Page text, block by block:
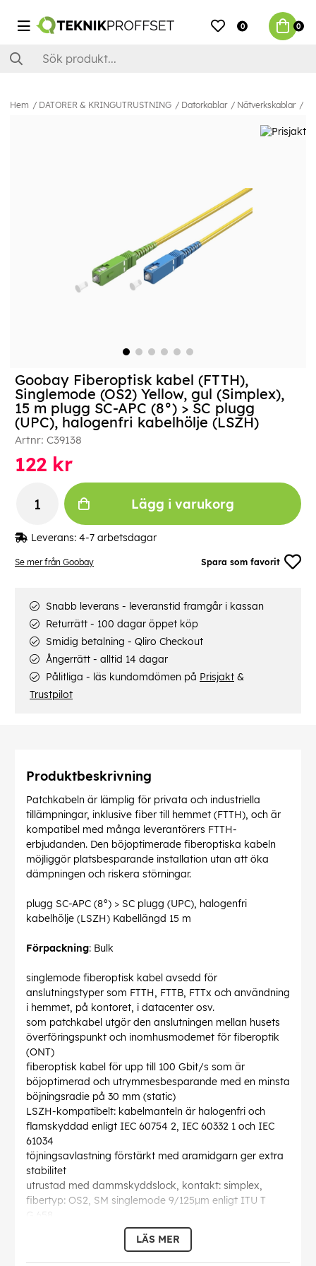
0 0
Hem DATORER & KRINGUTRUSTNING Datorkablar Nätverkskablar
Se mer från Goobay Spara som favorit
Goobay Fiberoptisk kabel (FTTH),
Singlemode (OS2) Yellow, gul (Simplex),
15 m plugg SC-APC (8°) > SC plugg
(UPC), halogenfri kabelhölje (LSZH)
Artnr: C39138
122 kr
Lägg i varukorg
Leverans: 4-7 arbetsdagar
Snabb leverans - leveranstid framgår i kassan
Returrätt - 100 dagar öppet köp
Smidig betalning - Qliro Checkout
Ångerrätt - alltid 14 dagar
Pålitliga - läs kundomdömen på Prisjakt &
Trustpilot
Produktbeskrivning
Patchkabeln är lämplig för privata och industriella
tillämpningar, inklusive fiber till hemmet (FTTH), och är
kompatibel med många leverantörers FTTH-
erbjudanden. Den böjoptimerade fiberoptiska kabeln
möjliggör platsbesparande installation utan att öka
dämpningen och riskera störningar.
plugg SC-APC (8°) > SC plugg (UPC), halogenfri
kabelhölje (LSZH) Kabellängd 15 m
Förpackning: Bulk
singlemode fiberoptisk kabel avsedd för
anslutningstyper som FTTH, FTTB, FTTx och användning
i hemmet, på kontoret, i datacenter osv.
som patchkabel utgör den anslutningen mellan husets
överföringspunkt och inomhusmodemet för fiberoptik
(ONT)
fiberoptisk kabel för upp till 100 Gbit/s som är
böjoptimerad och utrymmesbesparande med en minsta
böjningsradie på 30 mm (static)
LSZH-kompatibelt: kabelmanteln är halogenfri och
flamskyddad enligt IEC 60754 2, IEC 60332 1 och IEC
61034
töjningsavlastning förstärkt med aramidgarn ger extra
stabilitet
utrustad med dammskyddslock, kontakt: simplex,
fibertyp: OS2, SM singlemode 9/125µm enligt ITU T
G.658
individuellt testprotokoll med mätning av returförlust
Böjningsradie >: 30 mm
LÄS MER